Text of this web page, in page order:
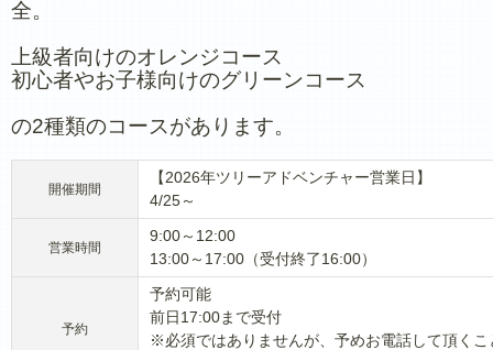
全。
上級者向けのオレンジコース
初心者やお子様向けのグリーンコース
の2種類のコースがあります。
開催期間
【2026年ツリーアドベンチャー営業日】
4/25～
営業時間
9:00～12:00
13:00～17:00（受付終了16:00）
予約
予約可能
前日17:00まで受付
※必須ではありませんが、予めお電話して頂くこ